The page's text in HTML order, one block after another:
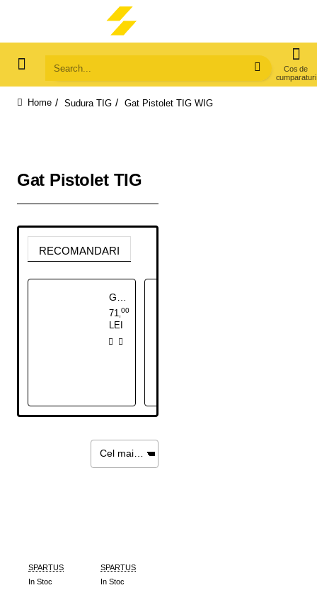
Search...
Sudura TIG Gat Pistolet TIG WIG
Gat Pistolet TIG
RECOMANDARI
Gat pistolet TIG SR17 flexibil
71 00
LEI
SPARTUS
In Stoc
SPARTUS
In Stoc